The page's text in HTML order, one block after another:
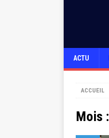
ACTU
ACCUEIL
Mois :